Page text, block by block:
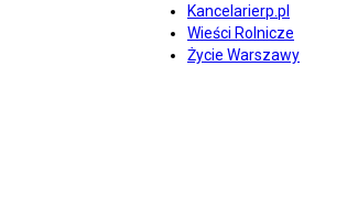
Kancelarierp.pl
Wieści Rolnicze
Życie Warszawy